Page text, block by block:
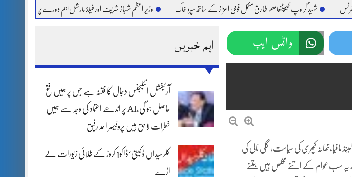
شہید گر وپ کیپٹنعاصم طارق مکمل فوجی اعزاز کے ساتھ سپردِ خاک وزیر اعظم شہباز شریف اور فیلڈ مارشل اہم دورے پر سعودی عرب روانہ
اہم خبریں
آرٹیفشل انٹلیجنس دجال کا فتنہ ہے جس پر ہمیں فتح
حاصل ہو گی،AI پر اندھے اعتماد کی وجہ سے ہمیں
خطرات لاحق ہیں پروفیسر احمد رفیق
کلرسیداں ڈکیتی‘ڈاکو1 کروڑ کے طلائی زیورات لے
اڑے
واٹس ایپ
مافیا،تھانہ کچہری کی سیاست، گلی نالی کی
یہ سب عوام کے اتنے مخلص ہیں جتنے